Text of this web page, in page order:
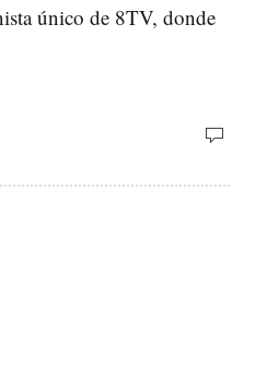
único de 8TV, donde